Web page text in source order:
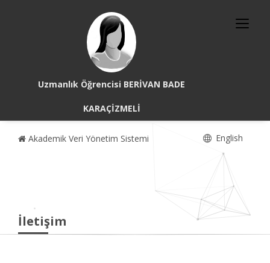
Uzmanlık Öğrencisi BERİVAN BADE
KARAÇİZMELİ
Akademik Veri Yönetim Sistemi English
İletişim